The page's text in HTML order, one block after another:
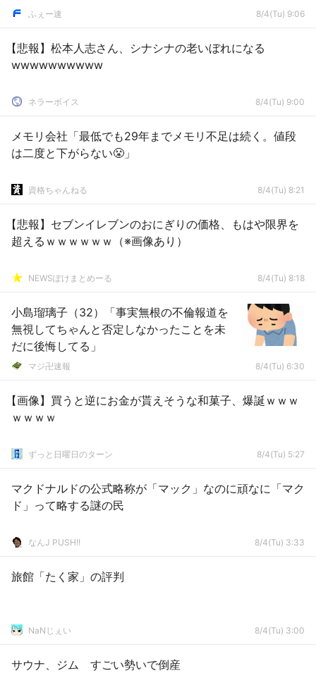
ふぇー速 8/4(Tu) 9:06
【悲報】松本人志さん、シナシナの老いぼれになる
wwwwwwwwww
ネラーボイス 8/4(Tu) 9:00
メモリ会社「最低でも29年までメモリ不足は続く。値段
は二度と下がらない😤」
資格ちゃんねる 8/4(Tu) 8:21
【悲報】セブンイレブンのおにぎりの価格、もはや限界を
超えるｗｗｗｗｗｗ（※画像あり）
NEWSぽけまとめーる 8/4(Tu) 8:18
小島瑠璃子（32）「事実無根の不倫報道を
無視してちゃんと否定しなかったことを未
だに後悔してる」
マジ卍速報 8/4(Tu) 6:30
【画像】買うと逆にお金が貰えそうな和菓子、爆誕ｗｗｗ
ｗｗｗｗ
ずっと日曜日のターン 8/4(Tu) 5:27
マクドナルドの公式略称が「マック」なのに頑なに「マク
ド」って略する謎の民
なんJ PUSH!! 8/4(Tu) 3:33
旅館「たく家」の評判
NaNじぇい 8/4(Tu) 3:00
サウナ、ジム すごい勢いで倒産